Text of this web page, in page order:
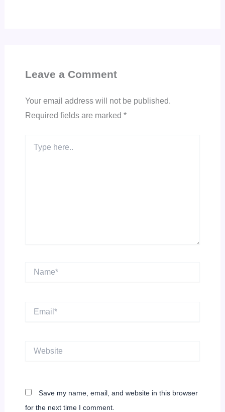
Leave a Comment
Your email address will not be published.
Required fields are marked *
here..
Website
Save my name, email, and website in this browser
for the next time I comment.